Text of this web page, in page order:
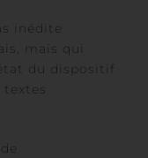
inédite
mais qui
du dispositif